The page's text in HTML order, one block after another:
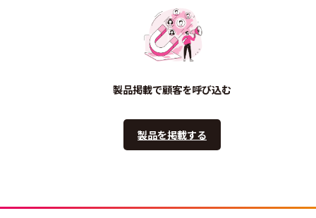
製品掲載で顧客を呼び込む
製品を掲載する